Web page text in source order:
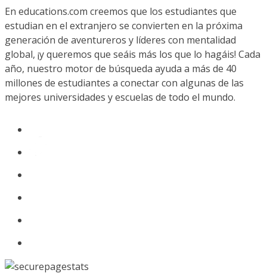
En educations.com creemos que los estudiantes que
estudian en el extranjero se convierten en la próxima
generación de aventureros y líderes con mentalidad
global, ¡y queremos que seáis más los que lo hagáis! Cada
año, nuestro motor de búsqueda ayuda a más de 40
millones de estudiantes a conectar con algunas de las
mejores universidades y escuelas de todo el mundo.